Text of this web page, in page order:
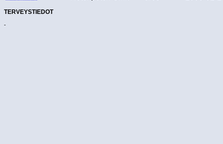
TERVEYSTIEDOT
-